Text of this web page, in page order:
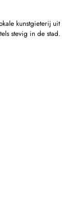
kunstgieterij uit
stevig in de stad.